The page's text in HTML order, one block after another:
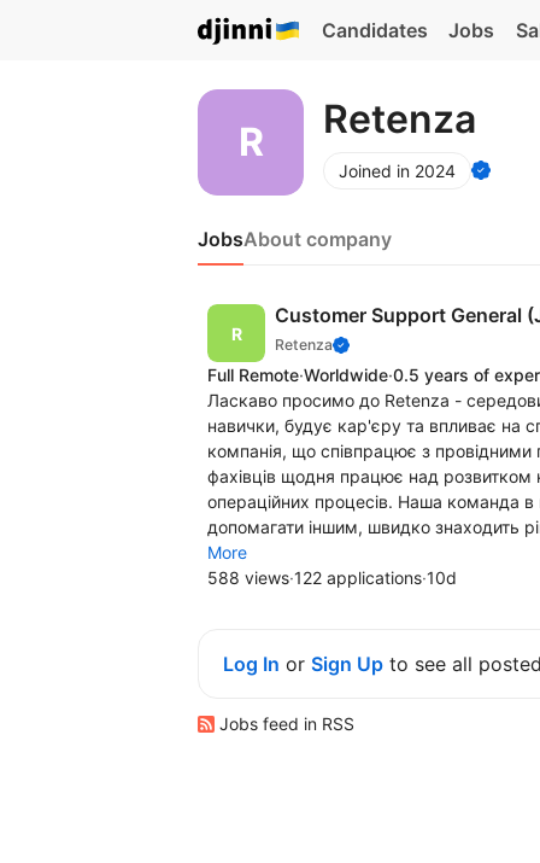
Candidates Jobs
Retenza
Joined in 2024
JobsAbout company
Customer Support General
Retenza
Full Remote·Worldwide·0.5 years of
Ласкаво просимо до Retenza -
навички, будує кар'єру та впливає на
компанія, що співпрацює з
фахівців щодня працює над розвитком
операційних процесів. Наша команда
допомагати іншим, швидко знаходить
More
588 views·122 applications·10d
Log In or Sign Up to see all
Jobs feed in RSS